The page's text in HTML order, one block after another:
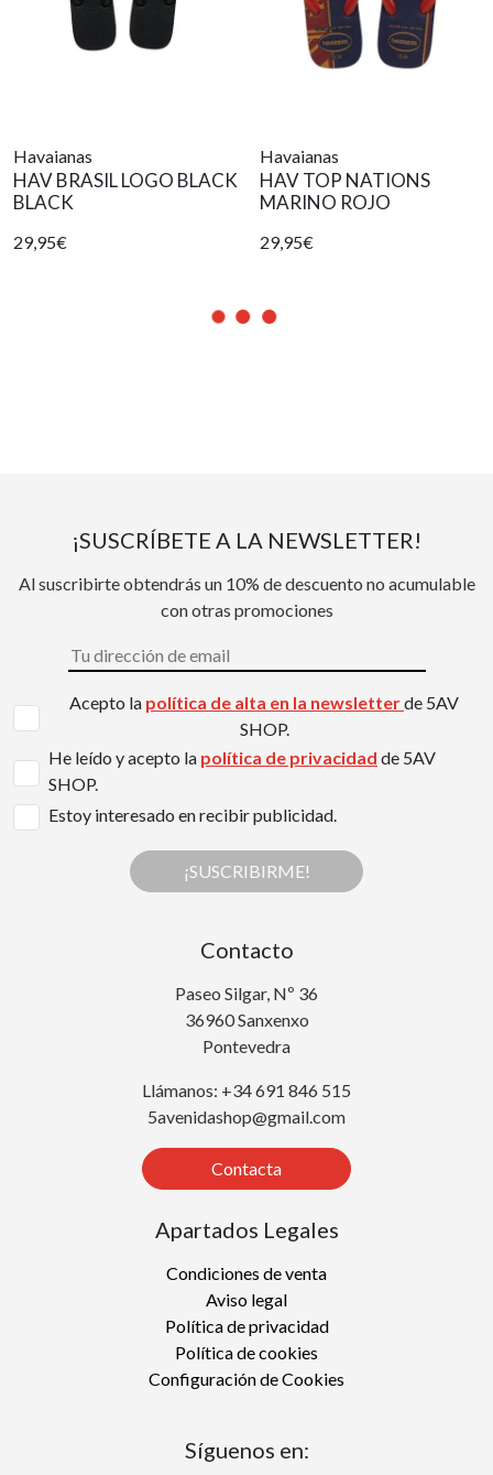
Havaianas
HAV BRASIL LOGO BLACK
BLACK
29,95€
Havaianas
HAV TOP NATIONS
MARINO ROJO
29,95€
¡SUSCRÍBETE A LA NEWSLETTER!
Al suscribirte obtendrás un 10% de descuento no acumulable
con otras promociones
Acepto la política de alta en la newsletterde 5AV
SHOP.
He leído y acepto la política de privacidad de 5AV
SHOP.
Estoy interesado en recibir publicidad.
¡SUSCRIBIRME!
Contacto
Paseo Silgar, Nº 36
36960 Sanxenxo
Pontevedra
Llámanos: +34 691 846 515
5avenidashop@gmail.com
Contacta
Apartados Legales
Condiciones de venta
Aviso legal
Política de privacidad
Política de cookies
Configuración de Cookies
Síguenos en: